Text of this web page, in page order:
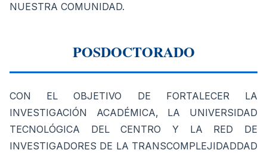
NUESTRA COMUNIDAD.
POSDOCTORADO
CON EL OBJETIVO DE FORTALECER LA
INVESTIGACIÓN ACADÉMICA, LA UNIVERSIDAD
TECNOLÓGICA DEL CENTRO Y LA RED DE
INVESTIGADORES DE LA TRANSCOMPLEJIDADDAD